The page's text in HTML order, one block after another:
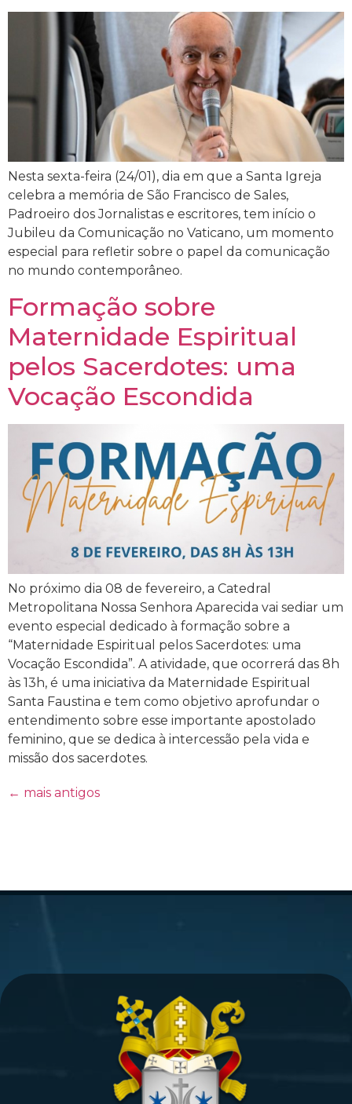
Nesta sexta-feira (24/01), dia em que a Santa Igreja
celebra a memória de São Francisco de Sales,
Padroeiro dos Jornalistas e escritores, tem início o
Jubileu da Comunicação no Vaticano, um momento
especial para refletir sobre o papel da comunicação
no mundo contemporâneo.
Formação sobre
Maternidade Espiritual
pelos Sacerdotes: uma
Vocação Escondida
No próximo dia 08 de fevereiro, a Catedral
Metropolitana Nossa Senhora Aparecida vai sediar um
evento especial dedicado à formação sobre a
“Maternidade Espiritual pelos Sacerdotes: uma
Vocação Escondida”. A atividade, que ocorrerá das 8h
às 13h, é uma iniciativa da Maternidade Espiritual
Santa Faustina e tem como objetivo aprofundar o
entendimento sobre esse importante apostolado
feminino, que se dedica à intercessão pela vida e
missão dos sacerdotes.
← mais antigos